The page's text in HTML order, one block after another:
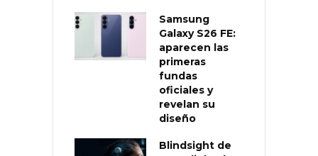
Samsung
Galaxy S26 FE:
aparecen las
primeras
fundas
oficiales y
revelan su
diseño
Blindsight de